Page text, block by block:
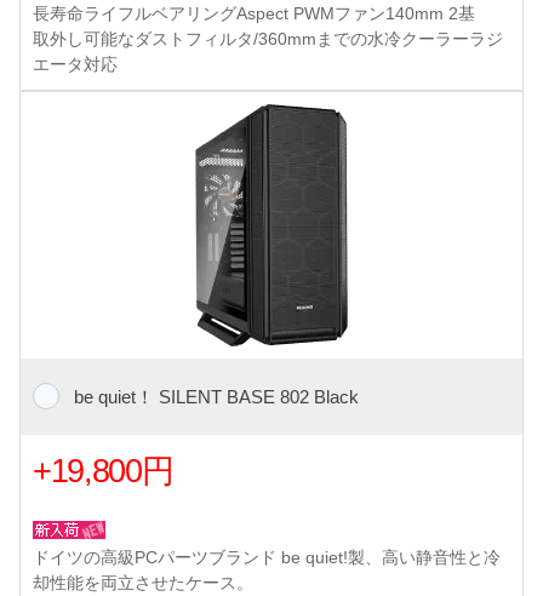
長寿命ライフルベアリングAspect PWMファン140mm 2基
取外し可能なダストフィルタ/360mmまでの水冷クーラーラジ
エータ対応
be quiet！ SILENT BASE 802 Black
+19,800円
ドイツの高級PCパーツブランド be quiet!製、高い静音性と冷
却性能を両立させたケース。